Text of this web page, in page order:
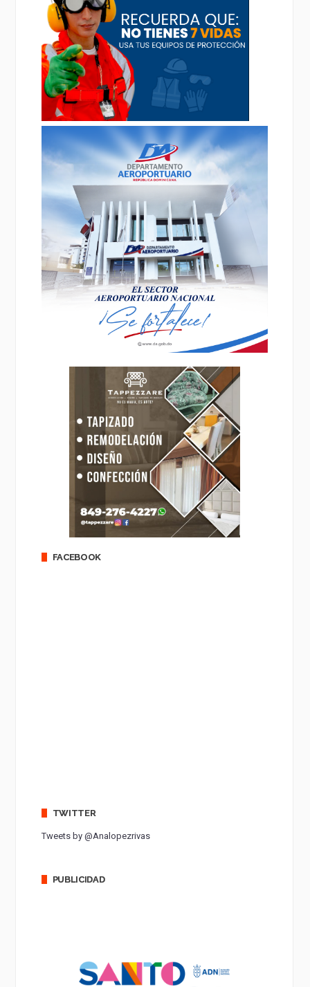
FACEBOOK
TWITTER
Tweets by @Analopezrivas
PUBLICIDAD